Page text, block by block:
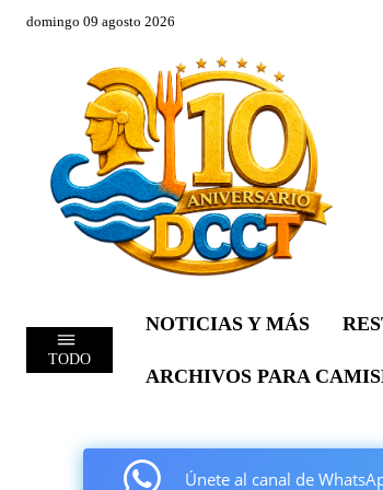
domingo 09 agosto 2026
TODO
NOTICIAS Y MÁS
ARCHIVOS PARA
Únete al canal de